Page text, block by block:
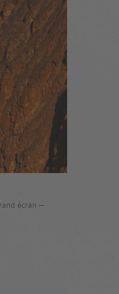
écran —